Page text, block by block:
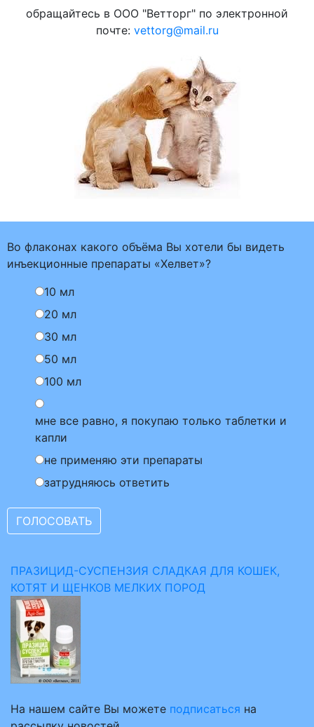
обращайтесь в ООО "Ветторг" по электронной
почте: vettorg@mail.ru
Во флаконах какого объёма Вы хотели бы видеть
инъекционные препараты «Хелвет»?
10 мл
20 мл
30 мл
50 мл
100 мл
мне все равно, я покупаю только таблетки и
капли
не применяю эти препараты
затрудняюсь ответить
ПРАЗИЦИД-СУСПЕНЗИЯ СЛАДКАЯ ДЛЯ КОШЕК,
КОТЯТ И ЩЕНКОВ МЕЛКИХ ПОРОД
На нашем сайте Вы можете подписаться на